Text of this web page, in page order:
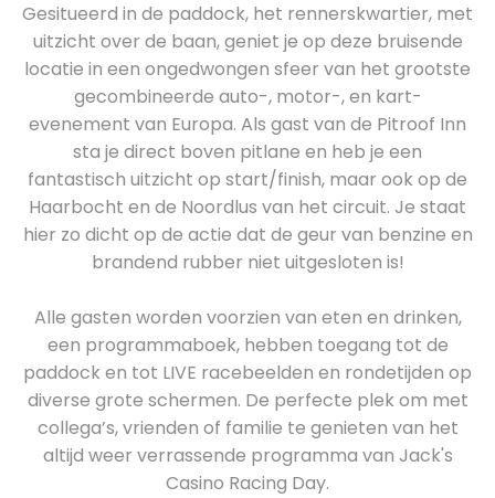
Gesitueerd in de paddock, het rennerskwartier, met
uitzicht over de baan, geniet je op deze bruisende
locatie in een ongedwongen sfeer van het grootste
gecombineerde auto-, motor-, en kart-
evenement van Europa. Als gast van de Pitroof Inn
sta je direct boven pitlane en heb je een
fantastisch uitzicht op start/finish, maar ook op de
Haarbocht en de Noordlus van het circuit. Je staat
hier zo dicht op de actie dat de geur van benzine en
brandend rubber niet uitgesloten is!
Alle gasten worden voorzien van eten en drinken,
een programmaboek, hebben toegang tot de
paddock en tot LIVE racebeelden en rondetijden op
diverse grote schermen. De perfecte plek om met
collega’s, vrienden of familie te genieten van het
altijd weer verrassende programma van Jack's
Casino Racing Day.